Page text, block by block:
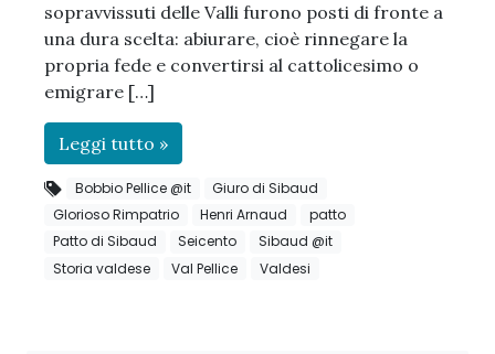
sopravvissuti delle Valli furono posti di fronte a
una dura scelta: abiurare, cioè rinnegare la
propria fede e convertirsi al cattolicesimo o
emigrare […]
Leggi tutto »
Bobbio Pellice @it
Giuro di Sibaud
Glorioso Rimpatrio
Henri Arnaud
patto
Patto di Sibaud
Seicento
Sibaud @it
Storia valdese
Val Pellice Valdesi